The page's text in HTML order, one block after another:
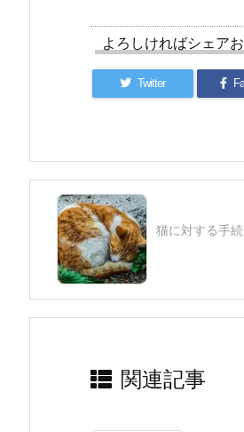
よろしければシェア
Twitter
猫に対する手続
関連記事